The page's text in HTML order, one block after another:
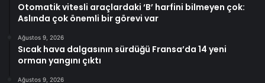
Otomatik vitesli araçlardaki ‘B’ harfini bilmeyen çok:
Aslında çok önemli bir görevi var
Ağustos 9, 2026
Sıcak hava dalgasının sürdüğü Fransa’da 14 yeni
orman yangını çıktı
Ağustos 9, 2026